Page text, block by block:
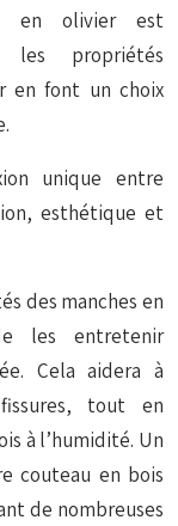
en olivier est
les propriétés
en font un choix
unique entre
esthétique et
des manches en
les entretenir
Cela aidera à
tout en
à l’humidité. Un
couteau en bois
de nombreuses